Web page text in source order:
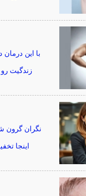
با این درمان
زندگیت رو
نگران گرون
اینجا